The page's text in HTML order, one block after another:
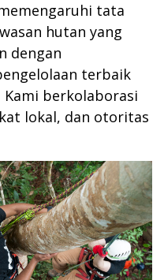
tata
hutan yang
dengan
terbaik
Kami berkolaborasi
lokal, dan otoritas